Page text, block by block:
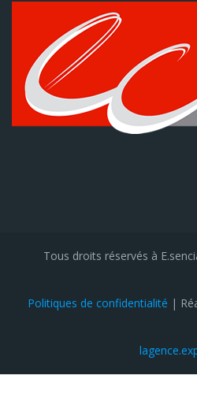
Tous droits réservés à
Politiques de confidentialité |